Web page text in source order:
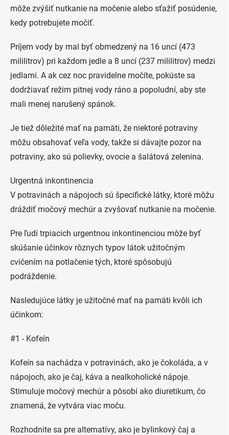
môže zvýšiť nutkanie na močenie alebo sťažiť posúdenie,
kedy potrebujete močiť.
Príjem vody by mal byť obmedzený na 16 uncí (473
mililitrov) pri každom jedle a 8 uncí (237 mililitrov) medzi
jedlami. A ak cez noc pravidelne močíte, pokúste sa
dodržiavať režim pitnej vody ráno a popoludní, aby ste
mali menej narušený spánok.
Je tiež dôležité mať na pamäti, že niektoré potraviny
môžu obsahovať veľa vody, takže si dávajte pozor na
potraviny, ako sú polievky, ovocie a šalátová zelenina.
Urgentná inkontinencia
V potravinách a nápojoch sú špecifické látky, ktoré môžu
dráždiť močový mechúr a zvyšovať nutkanie na močenie.
Pre ľudí trpiacich urgentnou inkontinenciou môže byť
skúšanie účinkov rôznych typov látok užitočným
cvičením na potlačenie tých, ktoré spôsobujú
podráždenie.
Nasledujúce látky je užitočné mať na pamäti kvôli ich
účinkom:
#1 - Kofeín
Kofeín sa nachádza v potravinách, ako je čokoláda, a v
nápojoch, ako je čaj, káva a nealkoholické nápoje.
Stimuluje močový mechúr a pôsobí ako diuretikum, čo
znamená, že vytvára viac moču.
Rozhodnite sa pre alternatívy, ako je bylinkový čaj a